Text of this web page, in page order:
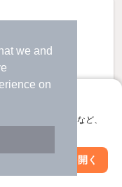
we and
on
屋探し
やお気に入り保存など、
アプリを開く
絞り込み条件を変更